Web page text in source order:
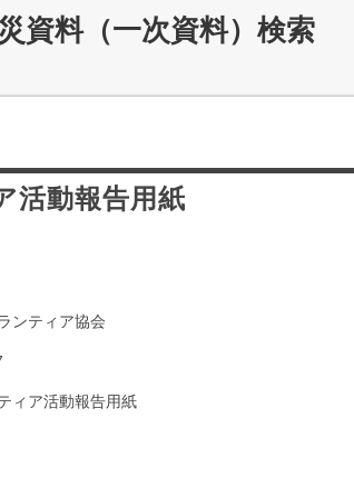
資料（一次資料）検索
活動報告用紙
ンティア協会
ィア活動報告用紙